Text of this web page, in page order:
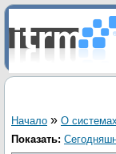
Начало » О
Показать: